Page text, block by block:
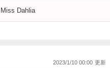
Miss Dahlia
2023/1/10 00:00